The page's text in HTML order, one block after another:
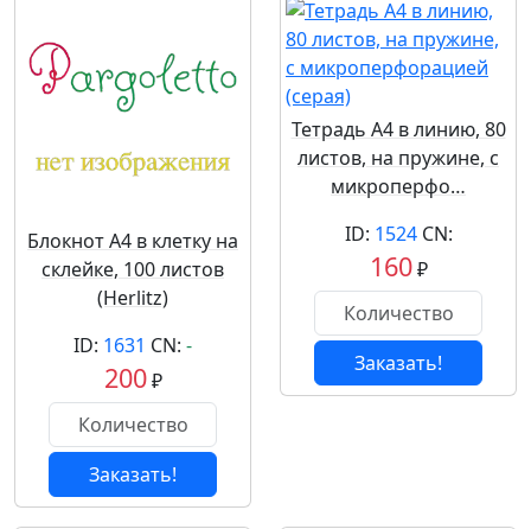
Блокнот А4 в клетку на
склейке, 100 листов
(Herlitz)
ID: 1631 CN: -
200₽
Заказать!
Тетрадь А4 в линию, 80
листов, на пружине, с
микроперфо…
ID: 1524CN:
160₽
Заказать!